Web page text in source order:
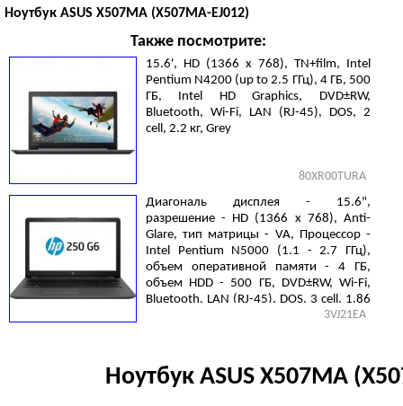
Ноутбук ASUS X507MA (X507MA-EJ012)
Также посмотрите:
15.6', HD (1366 х 768), TN+film, Intel
Pentium N4200 (up to 2.5 ГГц), 4 ГБ, 500
ГБ, Intel HD Graphics, DVD±RW,
Bluetooth, Wi-Fi, LAN (RJ-45), DOS, 2
cell, 2.2 кг, Grey
80XR00TURA
Диагональ дисплея - 15.6",
разрешение - HD (1366 х 768), Anti-
Glare, тип матрицы - VA, Процессор -
Intel Pentium N5000 (1.1 - 2.7 ГГц),
объем оперативной памяти - 4 ГБ,
объем HDD - 500 ГБ, DVD±RW, Wi-Fi,
Bluetooth, LAN (RJ-45), DOS, 3 cell, 1.86
3VJ21EA
Ноутбук ASUS X507MA